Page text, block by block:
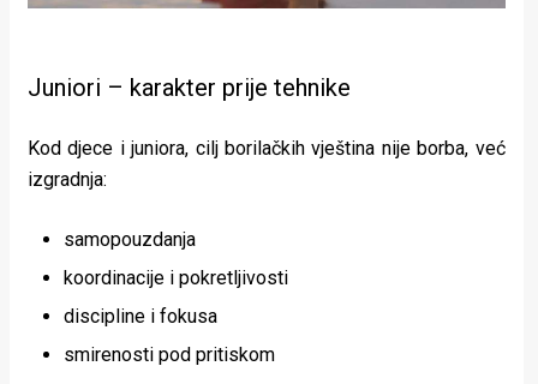
Juniori – karakter prije tehnike
Kod djece i juniora, cilj borilačkih vještina nije borba, već
izgradnja:
samopouzdanja
koordinacije i pokretljivosti
discipline i fokusa
smirenosti pod pritiskom